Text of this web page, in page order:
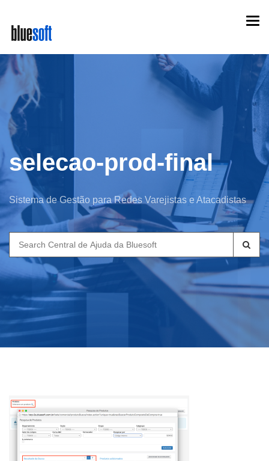
main
content
selecao-prod-final
Sistema de Gestão para Redes Varejistas e Atacadistas
Search
for: